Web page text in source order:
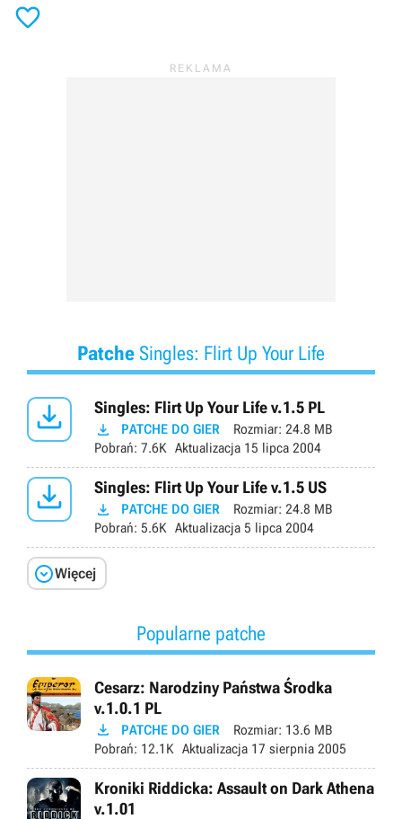

Patche Singles: Flirt Up Your Life
 Singles: Flirt Up Your Life v.1.5 PL
 PATCHE DO GIER Rozmiar: 24.8 MB
Pobrań: 7.6K Aktualizacja 15 lipca 2004
 Singles: Flirt Up Your Life v.1.5 US
 PATCHE DO GIER Rozmiar: 24.8 MB
Pobrań: 5.6K Aktualizacja 5 lipca 2004
Więcej
Popularne patche
Cesarz: Narodziny Państwa Środka
v.1.0.1 PL
 PATCHE DO GIER Rozmiar: 13.6 MB
Pobrań: 12.1K Aktualizacja 17 sierpnia 2005
Kroniki Riddicka: Assault on Dark Athena
v.1.01